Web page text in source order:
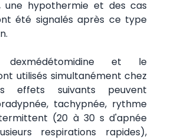
une hypothermie et des cas
été signalés après ce type
et le
utilisés simultanément chez
effets suivants peuvent
tachypnée, rythme
(20 à 30 s d'apnée
respirations rapides),